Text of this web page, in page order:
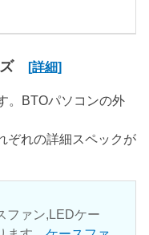
ズ [詳細]
。BTOパソコンの外
ぞれの詳細スペックが
ファン,LEDケー